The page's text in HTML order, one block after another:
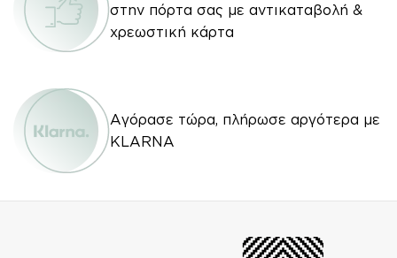
στην πόρτα σας με αντικαταβολή &
χρεωστική κάρτα
Αγόρασε τώρα, πλήρωσε αργότερα με
KLARNA